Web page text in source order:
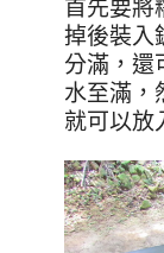
首先要將
掉後裝入
分滿，還
水至滿，
就可以放